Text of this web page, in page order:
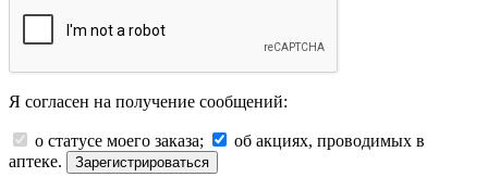
Я согласен на получение сообщений:
о статусе моего заказа;
об акциях, проводимых в
аптеке.
Зарегистрироваться